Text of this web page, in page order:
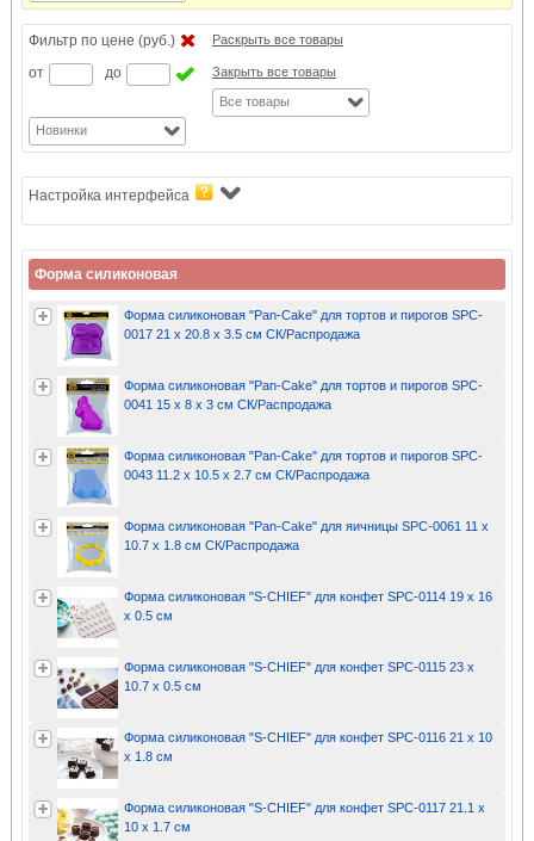
Фильтр по цене (руб.)
от
до
Раскрыть все товары
Закрыть все товары
Все товары
Новинки
Настройка интерфейса
Форма силиконовая
Форма силиконовая "Pan-Cake" для тортов и пирогов SPC-
0017 21 x 20.8 x 3.5 см СК/Распродажа
Форма силиконовая "Pan-Cake" для тортов и пирогов SPC-
0041 15 x 8 x 3 см СК/Распродажа
Форма силиконовая "Pan-Cake" для тортов и пирогов SPC-
0043 11.2 x 10.5 x 2.7 см СК/Распродажа
Форма силиконовая "Pan-Cake" для яичницы SPC-0061 11 x
10.7 x 1.8 см СК/Распродажа
Форма силиконовая "S-CHIEF" для конфет SPC-0114 19 x 16
x 0.5 см
Форма силиконовая "S-CHIEF" для конфет SPC-0115 23 x
10.7 x 0.5 см
Форма силиконовая "S-CHIEF" для конфет SPC-0116 21 x 10
x 1.8 см
Форма силиконовая "S-CHIEF" для конфет SPC-0117 21.1 x
10 x 1.7 см